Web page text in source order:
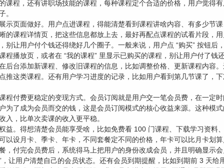
课程，还有讲职场技能的课程，每种课程定个合适的价格，用户觉得
。
示页面做好。用户点进课程，得能清楚看到课程讲啥内容、有多少节
的课程详情页，把这些信息都放上去，最好再配点课程的试看片段，
别让用户付个钱还得绕好几个圈子。一般来说，用户点 “购买” 按钮
程播放页，或者在 “我的课程” 里显示已购买的课程，别让用户付了钱
后台添加新课程、修改旧课程的信息，比如调整价格、更新课程内容
推这类课程。还有用户学习进度的记录，比如用户看到第几节课了，
程付费更稳定的变现方式。会员订阅就是用户交一笔会员费，在一定
为了成为会员而交的钱，这是会员订阅模式的核心收益来源。这种模
入，比单次卖课的收入更平稳。
益。得想清楚会员能享受啥，比如免费看 100 门课程、下载学习资料
以设月卡、季卡、年卡，不同套餐定不同的价格，年卡可以比月卡划
，付完会员费后，系统得马上把用户的身份改成会员，并且明确显示
让用户清楚自己的会员状态。还有会员到期提醒，比如到期前 3 天